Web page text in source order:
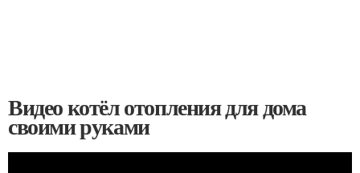
Видео котёл отопления для дома
своими руками